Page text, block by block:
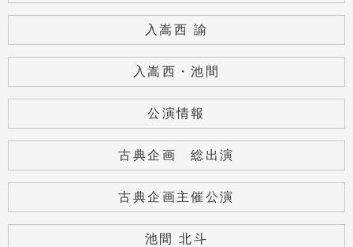
入嵩西 諭
入嵩西・池間
公演情報
古典企画 総出演
古典企画主催公演
池間 北斗